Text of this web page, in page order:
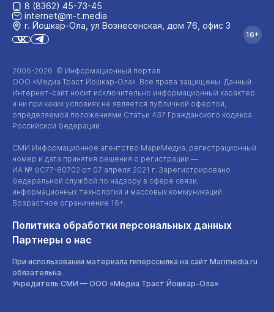
2006-2026 © Информационный портал
ООО «Медиа Траст Йошкар-Ола». Все права защищены. Данный
Интернет-сайт носит исключительно информационный характер
и ни при каких условиях не является публичной офертой,
определяемой положениями Статьи 437 Гражданского кодекса
Российской Федерации.
СМИ Информационное агентство МариМедиа, регистрационный
номер и дата принятия решения о регистрации —
ИА № ФС77-80702 от 07 апреля 2021 г. Зарегистрировано
Федеральной службой по надзору в сфере связи,
информационных технологий и массовых коммуникаций.
Возрастное ограничение 16+.
Политика обработки персональных данных
Партнеры о нас
При использовании материала гиперссылка на сайт Marimedia.ru
обязательна.
Учредитель СМИ — ООО «Медиа Траст Йошкар-Ола»
8 (8362) 45-73-45
internet@m-t.media
г. Йошкар‑Ола, ул Вознесенская, дом 76, офис 3
16+